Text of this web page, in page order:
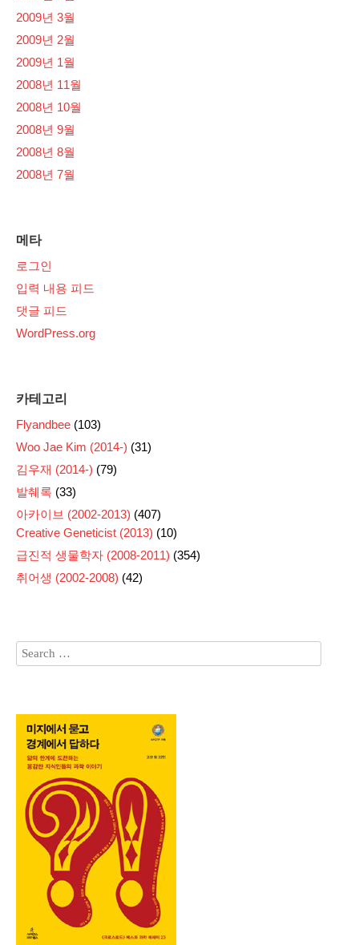
2009년 3월
2009년 2월
2009년 1월
2008년 11월
2008년 10월
2008년 9월
2008년 8월
2008년 7월
메타
로그인
입력 내용 피드
댓글 피드
WordPress.org
카테고리
Flyandbee (103)
Woo Jae Kim (2014-) (31)
김우재 (2014-) (79)
발췌록 (33)
아카이브 (2002-2013) (407)
Creative Geneticist (2013) (10)
급진적 생물학자 (2008-2011) (354)
취어생 (2002-2008) (42)